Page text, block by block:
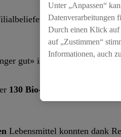
(in Kilometern)
gut» ist auf über 245
130 Bio-Produkten
wurden
Lebensmittel konnten dank
Unter „Anpassen“
Datenverarbeitungen
Durch einen Klick auf
auf „Zustimmen“
Informationen, auch